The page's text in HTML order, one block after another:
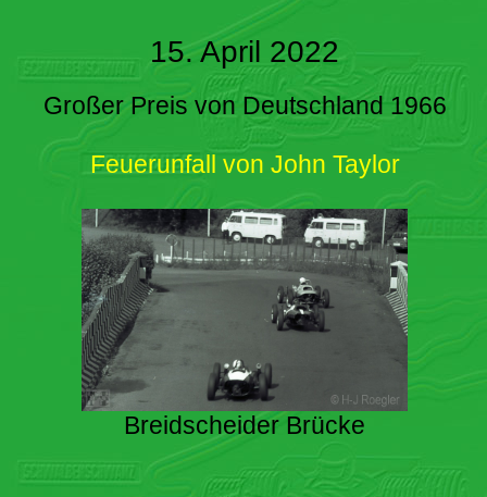
15. April 2022
Großer Preis von Deutschland 1966
Feuerunfall von John Taylor
Breidscheider Brücke